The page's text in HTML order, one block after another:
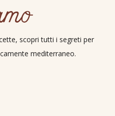
scopri tutti i segreti per
mediterraneo.